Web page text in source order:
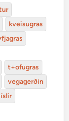
kveisugras
t+ofugras
vegagerðin